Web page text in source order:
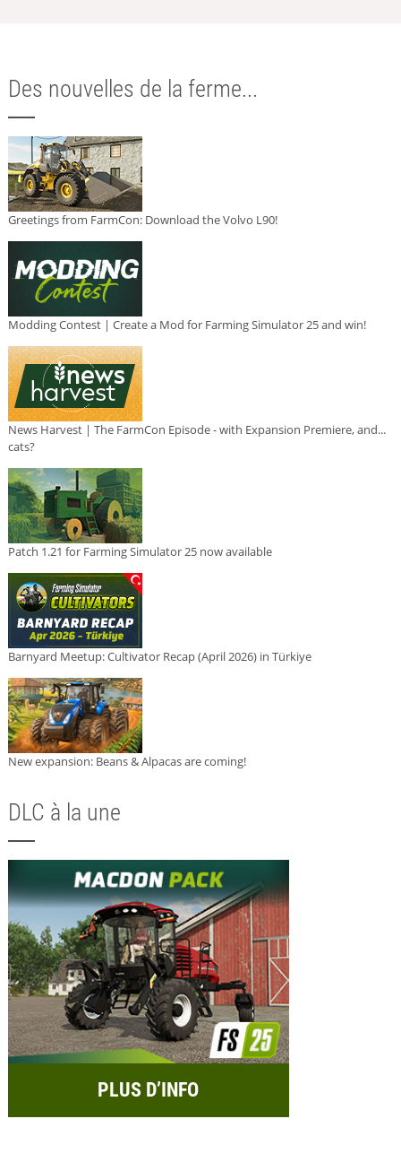
Des nouvelles de la ferme...
Greetings from FarmCon: Download the Volvo L90!
Modding Contest | Create a Mod for Farming Simulator 25 and win!
News Harvest | The FarmCon Episode - with Expansion Premiere, and...
cats?
Patch 1.21 for Farming Simulator 25 now available
Barnyard Meetup: Cultivator Recap (April 2026) in Türkiye
New expansion: Beans & Alpacas are coming!
DLC à la une
PLUS D’INFO